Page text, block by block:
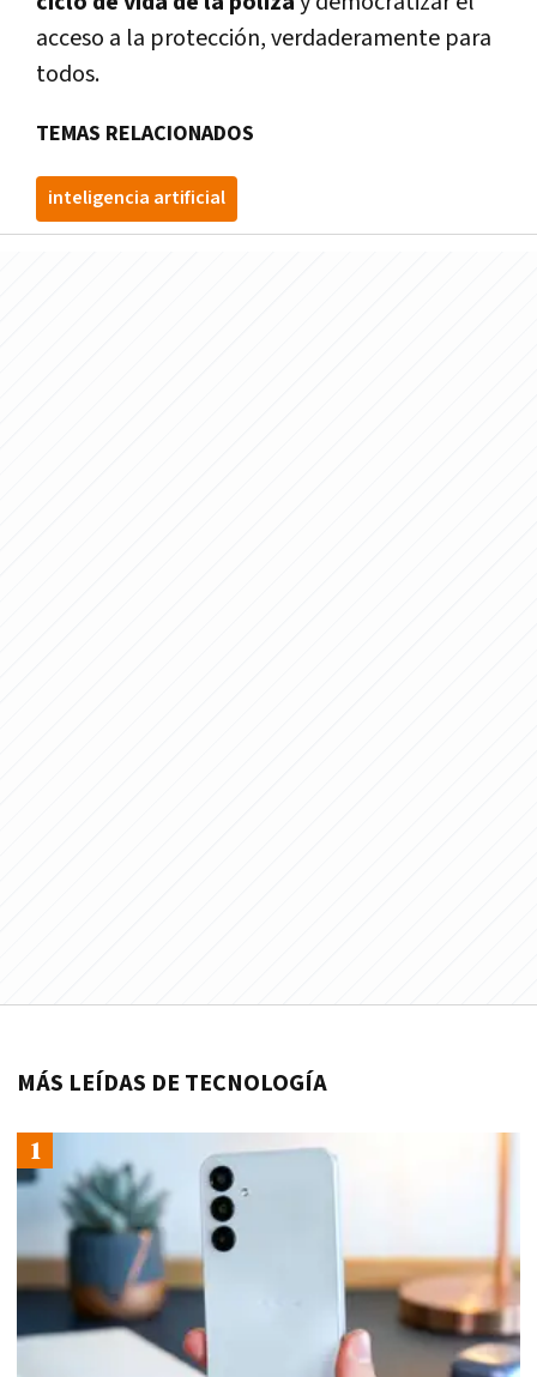
acceso a la protección, verdaderamente para
todos.
TEMAS RELACIONADOS
inteligencia artificial
MÁS LEÍDAS DE TECNOLOGÍA